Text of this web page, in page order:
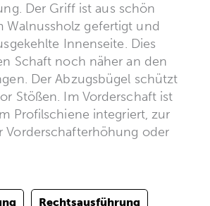
Der Griff ist aus schön
Walnussholz gefertigt und
Innenseite. Dies
Schaft noch näher an den
Der Abzugsbügel schützt
Stößen. Im Vorderschaft ist
Profilschiene integriert, zur
Vorderschafterhöhung oder
Rechtsausführung